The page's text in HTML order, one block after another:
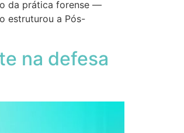
da prática forense —
estruturou a Pós-
na defesa